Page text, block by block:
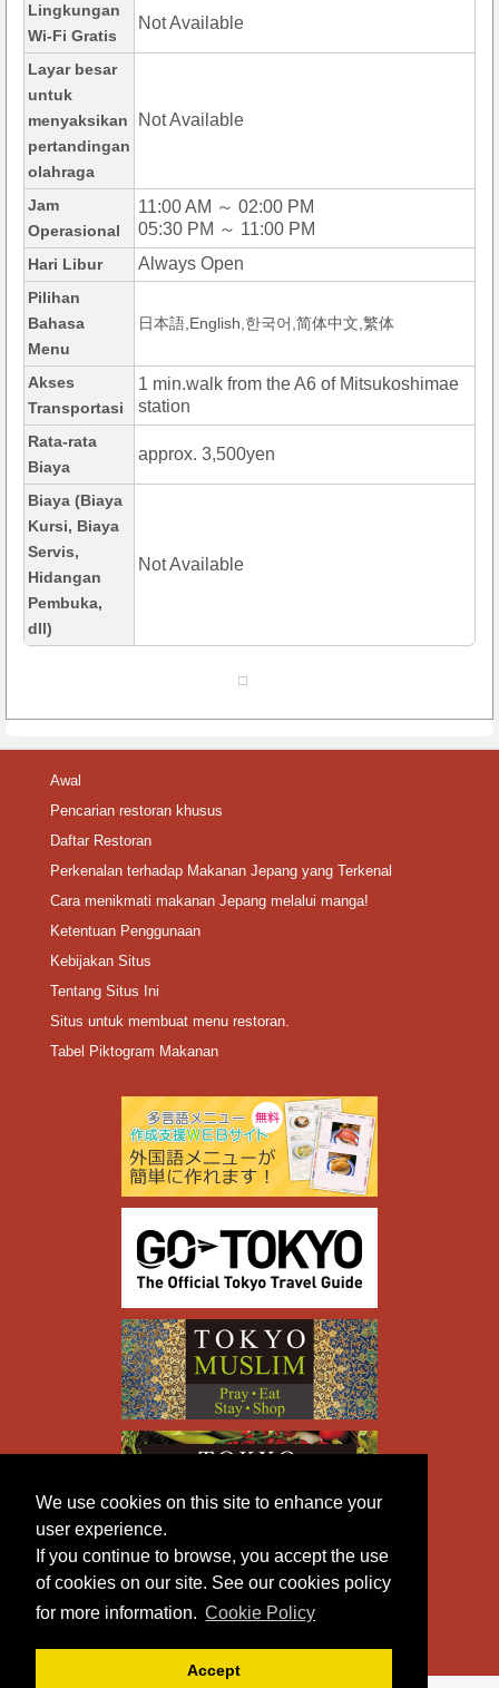
We use cookies on this site to enhance your
user experience.
If you continue to browse, you accept the use
of cookies on our site. See our cookies policy
for more information. Cookie Policy
Accept
Lingkungan
Wi-Fi Gratis
Not Available
Layar besar
untuk
menyaksikan
pertandingan
olahraga
Not Available
Jam
Operasional
11:00 AM ～ 02:00 PM
05:30 PM ～ 11:00 PM
Hari Libur Always Open
Pilihan
Bahasa
Menu
日本語,English,한국어,简体中文,繁体
Akses
Transportasi
1 min.walk from the A6 of Mitsukoshimae
station
Rata-rata
Biaya
approx. 3,500yen
Biaya (Biaya
Kursi, Biaya
Servis,
Hidangan
Pembuka,
dll)
Not Available
Awal
Pencarian restoran khusus
Daftar Restoran
Perkenalan terhadap Makanan Jepang yang Terkenal
Cara menikmati makanan Jepang melalui manga!
Ketentuan Penggunaan
Kebijakan Situs
Tentang Situs Ini
Situs untuk membuat menu restoran.
Tabel Piktogram Makanan